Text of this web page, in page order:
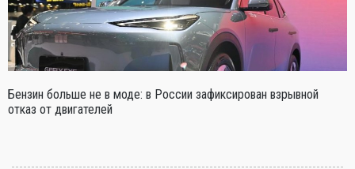
Бензин больше не в моде: в России зафиксирован взрывной
отказ от двигателей